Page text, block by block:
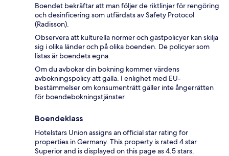
Boendet bekräftar att man följer de riktlinjer för rengöring
och desinficering som utfärdats av Safety Protocol
(Radisson).
Observera att kulturella normer och gästpolicyer kan skilja
sig i olika länder och på olika boenden. De policyer som
listas är boendets egna.
Om du avbokar din bokning kommer värdens
avbokningspolicy att gälla. I enlighet med EU-
bestämmelser om konsumenträtt gäller inte ångerrätten
för boendebokningstjänster.
Boendeklass
Hotelstars Union assigns an official star rating for
properties in Germany. This property is rated 4 star
Superior and is displayed on this page as 4.5 stars.